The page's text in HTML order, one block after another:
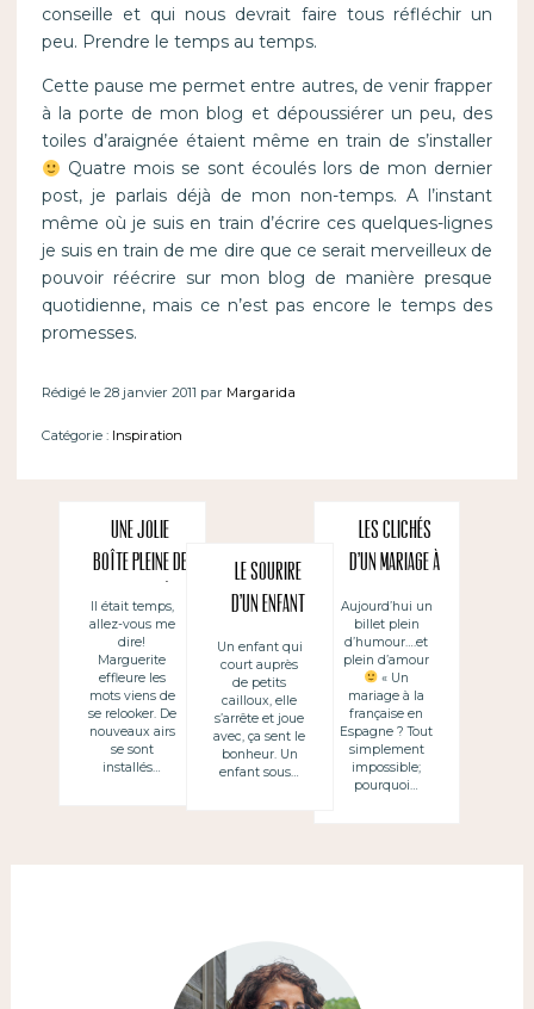
conseille et qui nous devrait faire tous réfléchir un
peu. Prendre le temps au temps.
Cette pause me permet entre autres, de venir frapper
à la porte de mon blog et dépoussiérer un peu, des
toiles d’araignée étaient même en train de s’installer
Quatre mois se sont écoulés lors de mon dernier
post, je parlais déjà de mon non-temps. A l’instant
même où je suis en train d’écrire ces quelques-lignes
je suis en train de me dire que ce serait merveilleux de
pouvoir réécrire sur mon blog de manière presque
quotidienne, mais ce n’est pas encore le temps des
promesses.
Rédigé le 28 janvier 2011 par Margarida
Catégorie : Inspiration
Une jolie
boîte pleine de
nouveautés!
Il était temps,
allez-vous me
dire!
Marguerite
effleure les
mots viens de
se relooker. De
nouveaux airs
se sont
installés…
Le sourire
d’un enfant
Un enfant qui
court auprès
de petits
cailloux, elle
s’arrête et joue
avec, ça sent le
bonheur. Un
enfant sous…
Les clichés
d’un mariage à
la française
Aujourd’hui un
billet plein
d’humour….et
plein d’amour
« Un
mariage à la
française en
Espagne ? Tout
simplement
impossible;
pourquoi…